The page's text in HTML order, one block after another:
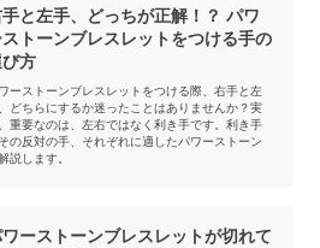
と左手、どっちが正解！？ パワ
ストーンブレスレットをつける手の
方
ーストーンブレスレットをつける際、右手と左
どちらにするか迷ったことはありませんか？実
重要なのは、左右ではなく利き手です。利き手
の反対の手、それぞれに適したパワーストーン
説します。
ーストーンブレスレットが切れて